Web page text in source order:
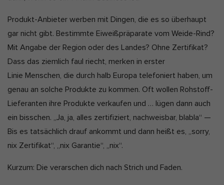
Produkt-Anbieter werben mit Dingen, die es so überhaupt
gar nicht gibt. Bestimmte Eiweißpräparate vom Weide-Rind?
Mit Angabe der Region oder des Landes? Ohne Zertifikat?
Dass das ziemlich faul riecht, merken in erster
Linie Menschen, die durch halb Europa telefoniert haben, um
genau an solche Produkte zu kommen. Oft wollen Rohstoff-
Lieferanten ihre Produkte verkaufen und … lügen dann auch
ein bisschen. „Ja, ja, alles zertifiziert, nachweisbar, blabla“ —
Bis es tatsächlich drauf ankommt und dann heißt es, „sorry,
nix Zertifikat“, „nix Garantie“, „nix“.
Kurzum: Die verarschen dich nach Strich und Faden.